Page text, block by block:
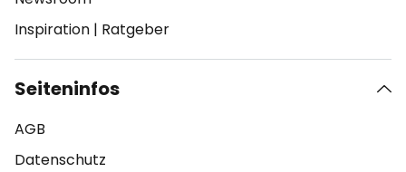
Inspiration | Ratgeber
Seiteninfos
AGB
Datenschutz